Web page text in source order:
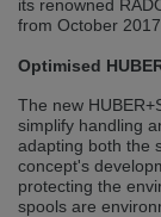
selected one. This
switch to the German
Switch to German
Wir haben erkannt,
angezeigte
Möchten Sie zur
Zur deutschen
its renowned
from October 2017.
Optimised
The new
simplify handling
adapting both the
concept's
protecting the
spools are